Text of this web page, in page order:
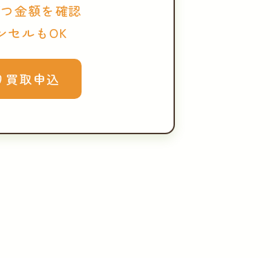
金額を確認
セルもOK
買取申込